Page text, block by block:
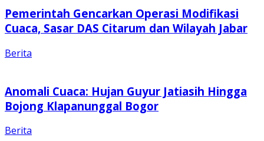
Pemerintah Gencarkan Operasi Modifikasi
Cuaca, Sasar DAS Citarum dan Wilayah Jabar
Berita
Anomali Cuaca: Hujan Guyur Jatiasih Hingga
Bojong Klapanunggal Bogor
Berita